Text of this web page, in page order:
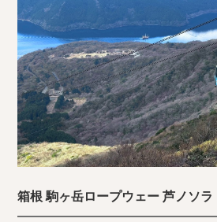
箱根 駒ヶ岳ロープウェー 芦ノソラ